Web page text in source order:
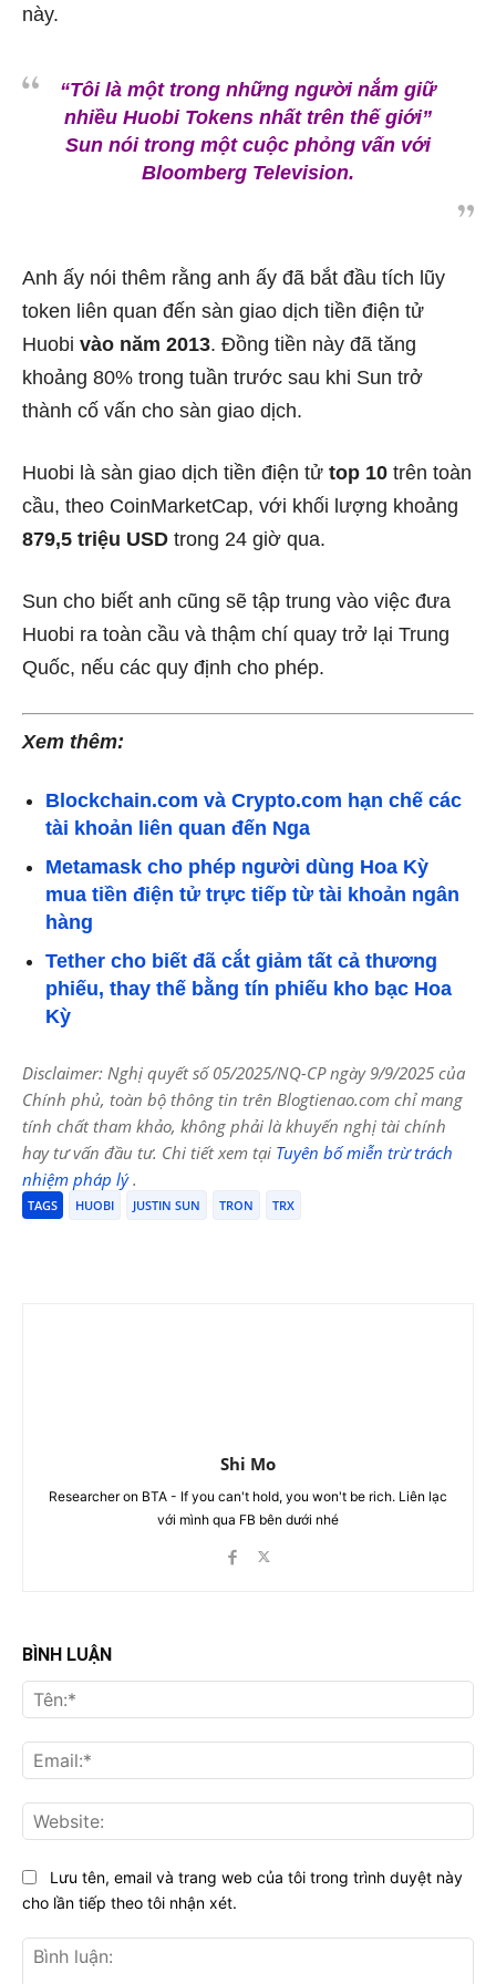
này.
“Tôi là một trong những người nắm giữ
nhiều Huobi Tokens nhất trên thế giới”
Sun nói trong một cuộc phỏng vấn với
Bloomberg Television.
Anh ấy nói thêm rằng anh ấy đã bắt đầu tích lũy
token liên quan đến sàn giao dịch tiền điện tử
Huobi vào năm 2013. Đồng tiền này đã tăng
khoảng 80% trong tuần trước sau khi Sun trở
thành cố vấn cho sàn giao dịch.
Huobi là sàn giao dịch tiền điện tử top 10 trên toàn
cầu, theo CoinMarketCap, với khối lượng khoảng
879,5 triệu USD trong 24 giờ qua.
Sun cho biết anh cũng sẽ tập trung vào việc đưa
Huobi ra toàn cầu và thậm chí quay trở lại Trung
Quốc, nếu các quy định cho phép.
Xem thêm:
Blockchain.com và Crypto.com hạn chế các
tài khoản liên quan đến Nga
Metamask cho phép người dùng Hoa Kỳ
mua tiền điện tử trực tiếp từ tài khoản ngân
hàng
Tether cho biết đã cắt giảm tất cả thương
phiếu, thay thế bằng tín phiếu kho bạc Hoa
Kỳ
Disclaimer: Nghị quyết số 05/2025/NQ-CP ngày 9/9/2025 của
Chính phủ, toàn bộ thông tin trên Blogtienao.com chỉ mang
tính chất tham khảo, không phải là khuyến nghị tài chính
hay tư vấn đầu tư. Chi tiết xem tại Tuyên bố miễn trừ trách
nhiệm pháp lý.
TAGS HUOBI JUSTIN SUN TRON TRX
Shi Mo
Researcher on BTA - If you can't hold, you won't be rich. Liên lạc
với mình qua FB bên dưới nhé
BÌNH LUẬN
Lưu tên, email và trang web của tôi trong trình duyệt này
cho lần tiếp theo tôi nhận xét.